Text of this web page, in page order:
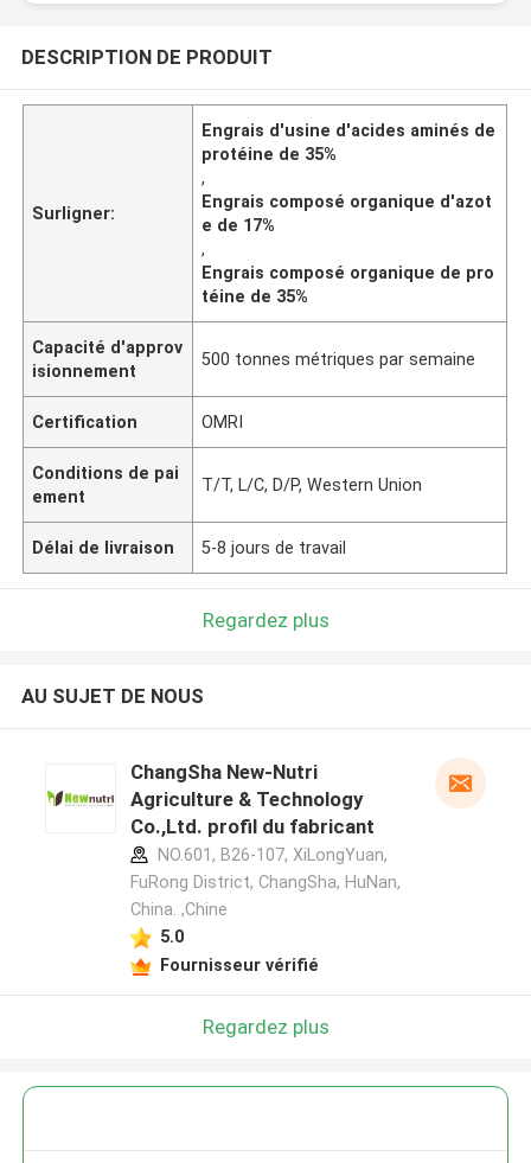
DESCRIPTION DE PRODUIT
Surligner:
Engrais d'usine d'acides aminés de
protéine de 35%
,
Engrais composé organique d'azot
e de 17%
,
Engrais composé organique de pro
téine de 35%
Capacité d'approv
isionnement
500 tonnes métriques par semaine
Certification OMRI
Conditions de pai
ement
T/T, L/C, D/P, Western Union
Délai de livraison 5-8 jours de travail
Regardez plus
AU SUJET DE NOUS
ChangSha New-Nutri
Agriculture & Technology
Co.,Ltd. profil du fabricant
NO.601, B26-107, XiLongYuan,
FuRong District, ChangSha, HuNan,
China. ,Chine
5.0
Fournisseur vérifié
Regardez plus